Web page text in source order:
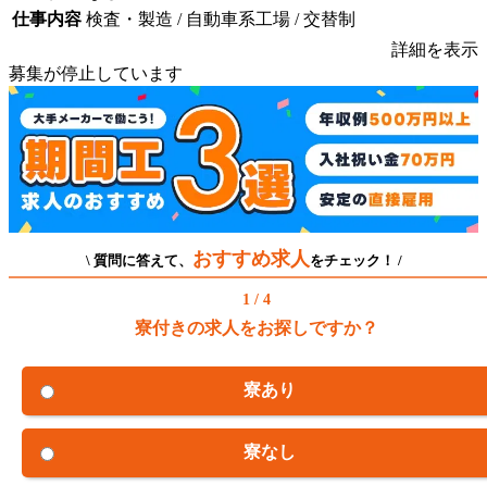
仕事内容 検査・製造 / 自動車系工場 / 交替制
詳細を表示
募集が停止しています
\ 質問に答えて、 おすすめ求人 をチェック！ /
1 / 4
寮付きの求人をお探しですか？
寮あり
寮なし